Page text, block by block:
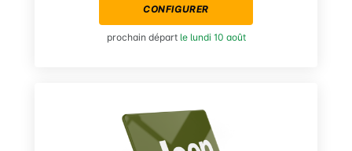
CONFIGURER
prochain départ le lundi 10 août